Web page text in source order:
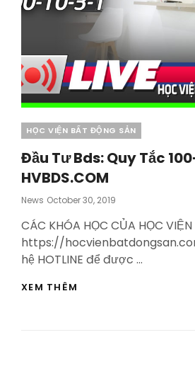
Categories
HỌC VIỆN BẤT ĐỘNG SẢN
Đầu Tư Bds: Quy Tắc
HVBDS.COM
News Posted
October 30, 2019
CÁC KHÓA HỌC CỦA HỌC
https://
hệ HOTLINE để được …
XEM THÊM